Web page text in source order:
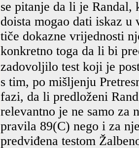
se pitanje da li je
doista mogao dati iskaz u
tiče dokazne vrijednosti
konkretno toga da li bi
zadovoljilo test koji je
s tim, po mišljenju
fazi, da li predloženi
relevantno je ne samo za
pravila 89(C) nego i za
predviđena testom